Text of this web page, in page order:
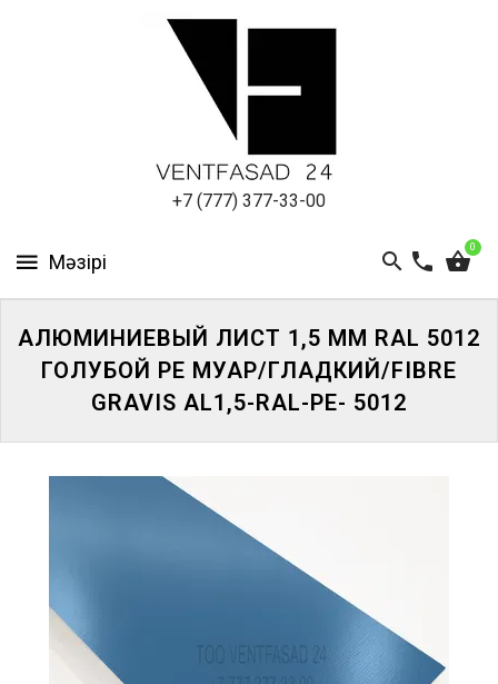
+7 (777) 377-33-00
0
ПАНЕЛИ
ПРОЕКТИРОВАНИЕ
АЛЮМИНИЕВЫЙ ЛИСТ 1,5 ММ RAL 5012
ГОЛУБОЙ PE МУАР/ГЛАДКИЙ/FIBRE
GRAVIS AL1,5-RAL-PE- 5012